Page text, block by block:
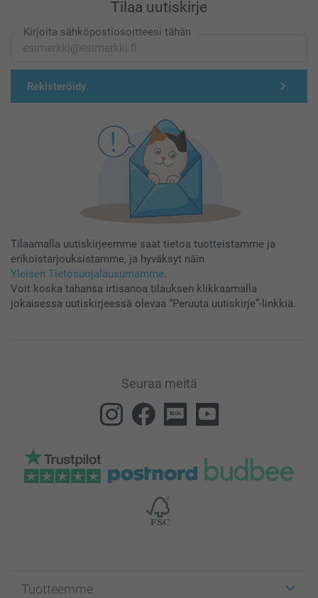
Tilaa uutiskirje
Kirjoita sähköpostiosoitteesi tähän
Rekisteröidy
Tilaamalla uutiskirjeemme saat tietoa tuotteistamme ja
erikoistarjouksistamme, ja hyväksyt näin
Yleisen Tietosuojalausumamme.
Voit koska tahansa irtisanoa tilauksen klikkaamalla
jokaisessa uutiskirjeessä olevaa “Peruuta uutiskirje”-linkkiä.
Seuraa meitä
Tuotteemme